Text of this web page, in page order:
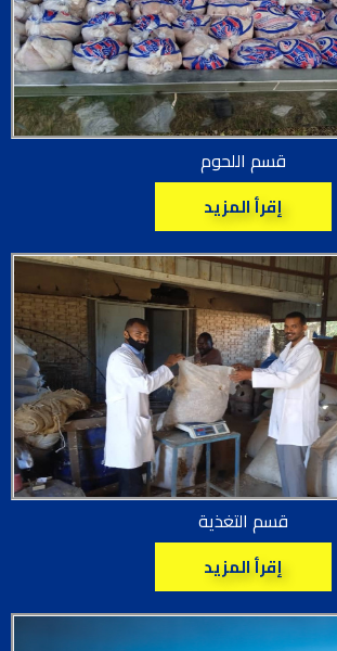
قسم اللحوم
إقرأ المزيد
قسم التغذية
إقرأ المزيد